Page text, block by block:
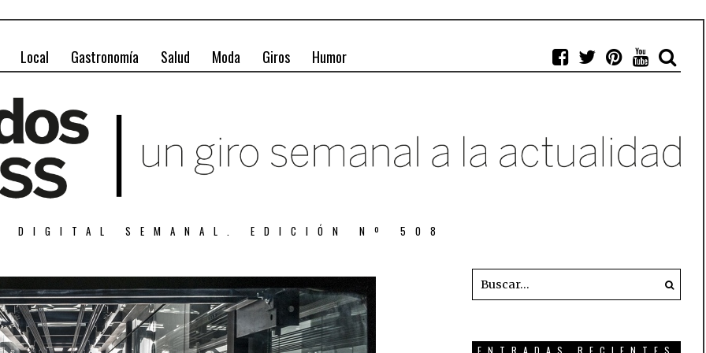
Local Gastronomía Salud Moda Giros Humor
DIGITAL SEMANAL. EDICIÓN Nº 508
ENTRADAS RECIENTES